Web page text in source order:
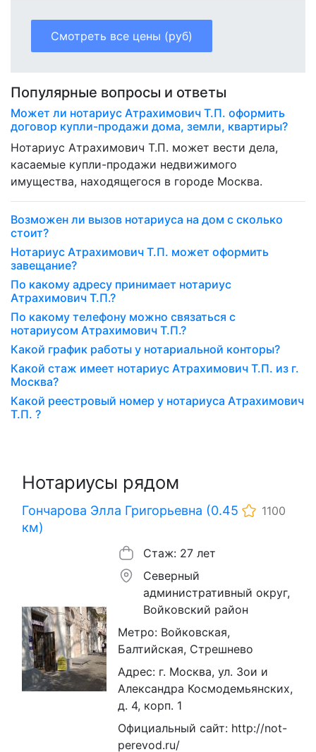
Смотреть все цены (руб)
Популярные вопросы и ответы
Может ли нотариус Атрахимович Т.П. оформить
договор купли-продажи дома, земли, квартиры?
Нотариус Атрахимович Т.П. может вести дела,
касаемые купли-продажи недвижимого
имущества, находящегося в городе Москва.
Возможен ли вызов нотариуса на дом с сколько
стоит?
Нотариус Атрахимович Т.П. может оформить
завещание?
По какому адресу принимает нотариус
Атрахимович Т.П.?
По какому телефону можно связаться с
нотариусом Атрахимович Т.П.?
Какой график работы у нотариальной конторы?
Какой стаж имеет нотариус Атрахимович Т.П. из г.
Москва?
Какой реестровый номер у нотариуса Атрахимович
Т.П. ?
Нотариусы рядом
Гончарова Элла Григорьевна (0.45
км)
1100
Стаж: 27 лет
Северный
административный округ,
Войковский район
Метро: Войковская,
Балтийская, Стрешнево
Адрес: г. Москва, ул. Зои и
Александра Космодемьянских,
д. 4, корп. 1
Официальный сайт: http://not-
perevod.ru/